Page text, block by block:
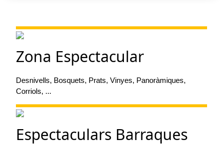
Zona Espectacular
Desnivells, Bosquets, Prats, Vinyes, Panoràmiques,
Corriols, ...
Espectaculars Barraques